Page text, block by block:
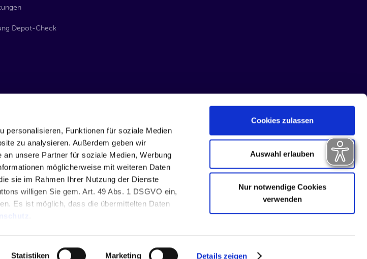
personalisieren, Funktionen für soziale Medien
zu analysieren. Außerdem geben wir
unsere Partner für soziale Medien, Werbung
möglicherweise mit weiteren Daten
sie im Rahmen Ihrer Nutzung der Dienste
willigen Sie gem. Art. 49 Abs. 1 DSGVO ein,
Es ist möglich, dass die übermittelten Daten
Statistiken Marketing Details zeigen
Cookies zulassen
Auswahl erlauben
Nur notwendige Cookies
verwenden
Depot-Check
Impressum